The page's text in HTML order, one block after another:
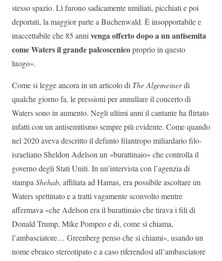
stesso spazio. Lì furono sadicamente umiliati, picchiati e poi
deportati, la maggior parte a Buchenwald. È insopportabile e
inaccettabile che 85 annivenga offerto dopo a un antisemita
come Waters il grande palcoscenicoproprio in questo
luogo».
Come si legge ancora in un articolo di The Algemeinerdi
qualche giorno fa, le pressioni per annullare il concerto di
Waters sono in aumento. Negli ultimi anni il cantante ha flirtato
infatti con un antisemitismo sempre più evidente. Come quando
nel 2020 aveva descritto il defunto filantropo miliardario filo-
israeliano Sheldon Adelson un «burattinaio» che controlla il
governo degli Stati Uniti. In un’intervista con l’agenzia di
stampaShehab, affiliata ad Hamas, era possibile ascoltare un
Waters spettinato e a tratti vagamente sconvolto mentre
affermava «che Adelson era il burattinaio che tirava i fili di
Donald Trump, Mike Pompeo e di, come si chiama,
l’ambasciatore… Greenberg penso che si chiami», usando un
nome ebraico stereotipato e a caso riferendosi all’ambasciatore